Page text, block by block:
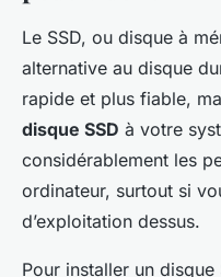
Le SSD, ou disque à
alternative au disque
rapide et plus fiable,
disque SSD à votre
considérablement les
ordinateur, surtout si
d’exploitation dessus.
Pour installer un disque